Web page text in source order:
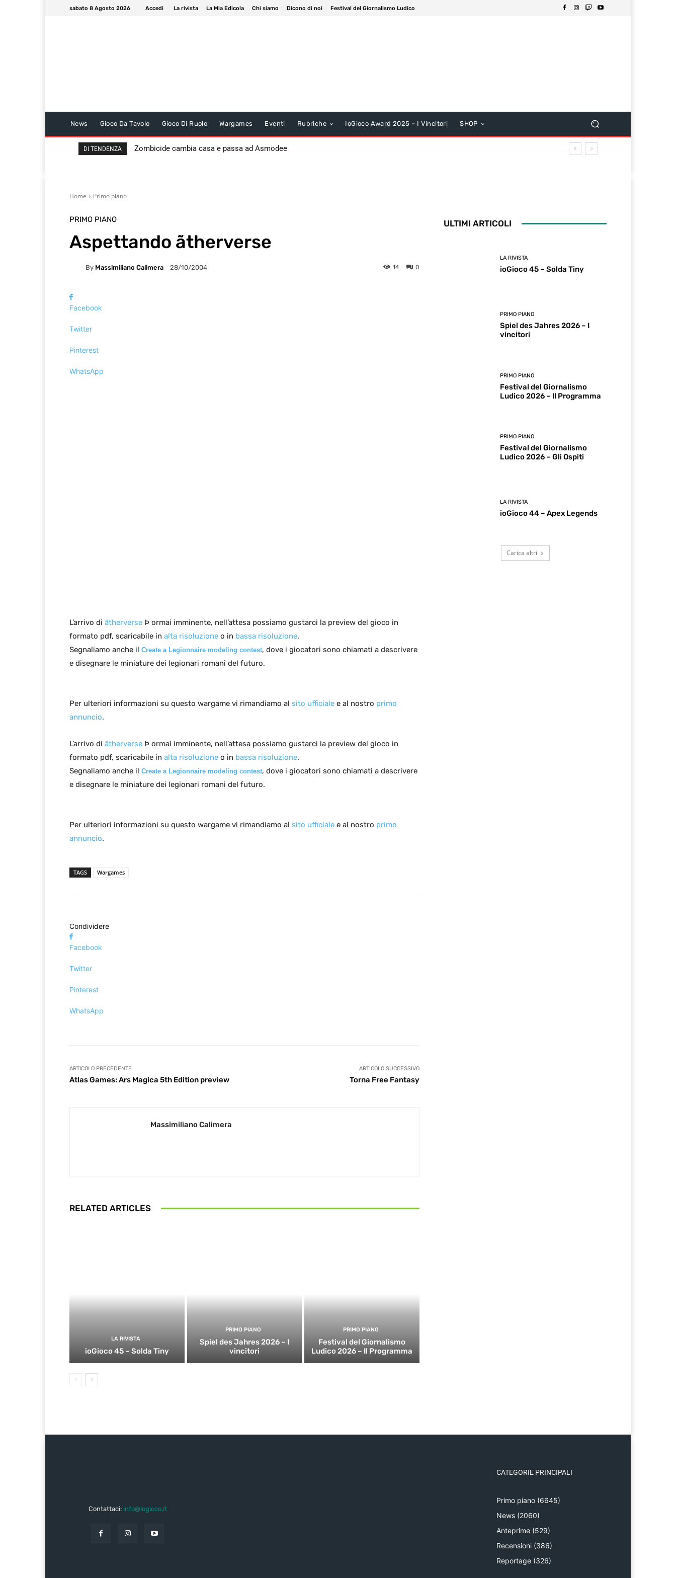
sabato 8 Agosto 2026 Accedi La rivista La Mia Edicola Chi siamo Dicono di noi Festival del Giornalismo Ludico
News Gioco Da Tavolo Gioco Di Ruolo Wargames Eventi Rubriche IoGioco Award 2025 – I Vincitori SHOP
DI TENDENZA Zombicide cambia casa e passa ad Asmodee
Home Primo piano
PRIMO PIANO
Aspettando ãtherverse
By Massimiliano Calimera 28/10/2004 0
14
Facebook
Twitter
Pinterest
WhatsApp
L’arrivo di ãtherverse Þ ormai imminente, nell’attesa possiamo gustarci la preview del gioco in
formato pdf, scaricabile in alta risoluzione o in bassa risoluzione.
Segnaliamo anche il Create a Legionnaire modeling contest, dove i giocatori sono chiamati a descrivere
e disegnare le miniature dei legionari romani del futuro.
Per ulteriori informazioni su questo wargame vi rimandiamo al sito ufficiale e al nostro primo
annuncio.
L’arrivo di ãtherverse Þ ormai imminente, nell’attesa possiamo gustarci la preview del gioco in
formato pdf, scaricabile in alta risoluzione o in bassa risoluzione.
Segnaliamo anche il Create a Legionnaire modeling contest, dove i giocatori sono chiamati a descrivere
e disegnare le miniature dei legionari romani del futuro.
Per ulteriori informazioni su questo wargame vi rimandiamo al sito ufficiale e al nostro primo
annuncio.
TAGS Wargames
Condividere
Facebook
Twitter
Pinterest
WhatsApp
ARTICOLO PRECEDENTE
Atlas Games: Ars Magica 5th Edition preview
ARTICOLO SUCCESSIVO
Torna Free Fantasy
Massimiliano Calimera
RELATED ARTICLES
LA RIVISTA
ioGioco 45 – Solda Tiny
PRIMO PIANO
Spiel des Jahres 2026 – I
vincitori
PRIMO PIANO
Festival del Giornalismo
Ludico 2026 – Il Programma
ULTIMI ARTICOLI
LA RIVISTA
ioGioco 45 – Solda Tiny
PRIMO PIANO
Spiel des Jahres 2026 – I
vincitori
PRIMO PIANO
Festival del Giornalismo
Ludico 2026 – Il Programma
PRIMO PIANO
Festival del Giornalismo
Ludico 2026 – Gli Ospiti
LA RIVISTA
ioGioco 44 – Apex Legends
Carica altri
Contattaci: info@iogioco.it
CATEGORIE PRINCIPALI
Primo piano (6645)
News (2060)
Anteprime (529)
Recensioni (386)
Reportage (326)